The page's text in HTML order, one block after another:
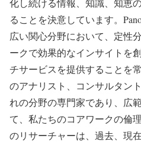
化し続ける情報、知識、知恵
ることを決意しています。
広い関心分野において、定性
ークで効果的なインサイトを
チサービスを提供することを
のアナリスト、コンサルタン
れの分野の専門家であり、広
て、私たちのコアワークの倫
のリサーチャーは、過去、現